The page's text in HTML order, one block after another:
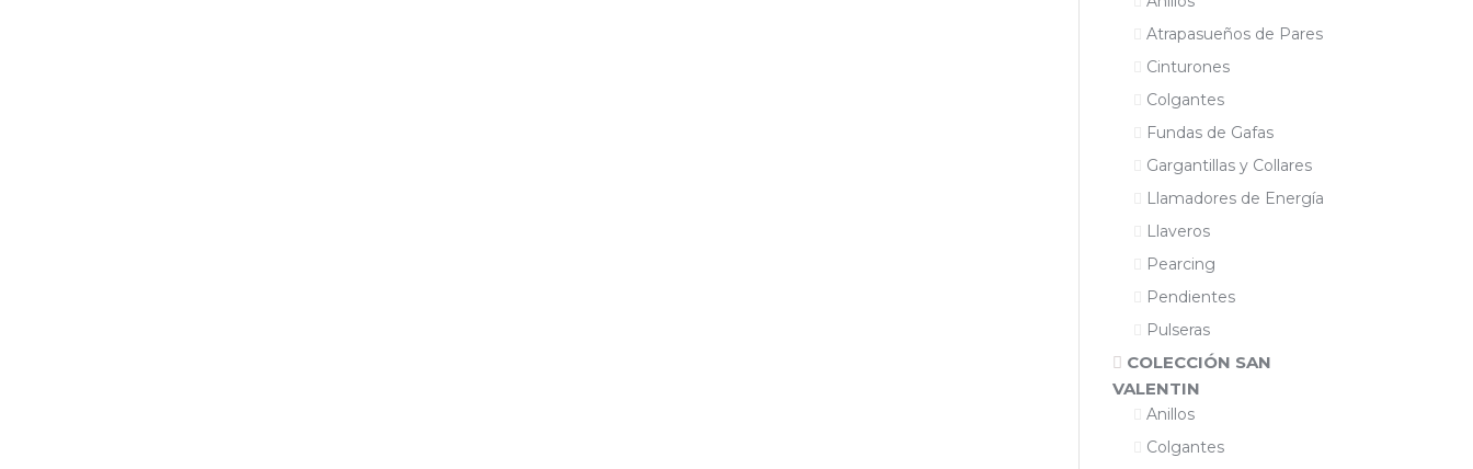
Atrapasueños de Pares
Cinturones
Colgantes
Fundas de Gafas
Gargantillas y Collares
Llamadores de Energía
Llaveros
Pearcing
Pendientes
Pulseras
COLECCIÓN SAN
VALENTIN
Anillos
Colgantes